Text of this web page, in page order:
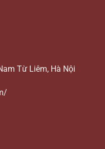
Từ Liêm, Hà Nội